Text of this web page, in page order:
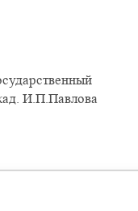
И.П.Павлова